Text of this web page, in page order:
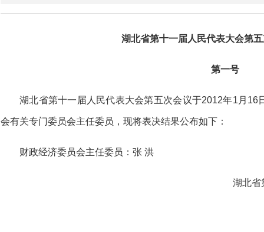
湖北省第十一届人民代表大会第
第一号
湖北省第十一届人民代表大会第五次会议于2012年1月16
会有关专门委员会主任委员，现将表决结果公布如下：
财政经济委员会主任委员：张 洪
湖北省